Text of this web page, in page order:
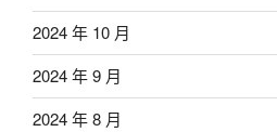
2024 年 10 月
2024 年 9 月
2024 年 8 月